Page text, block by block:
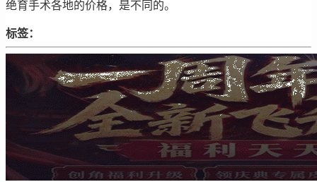
绝育手术各地的价格，是不同的。
标签：